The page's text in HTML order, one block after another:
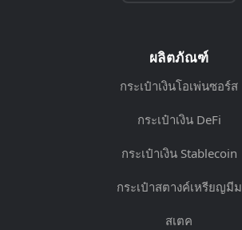
ผลิตภัณฑ์
กระเป๋าเงินโอเพ่นซอร์ส
กระเป๋าเงิน DeFi
กระเป๋าเงิน Stablecoin
กระเป๋าสตางค์เหรียญมีม
สเตค